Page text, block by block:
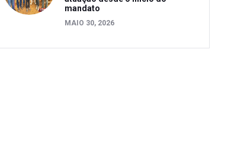
mandato
MAIO 30, 2026